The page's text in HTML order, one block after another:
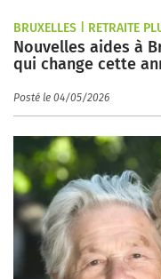
BRUXELLES | RETRAITE
Nouvelles aides à
qui change cette
Posté le 04/05/2026